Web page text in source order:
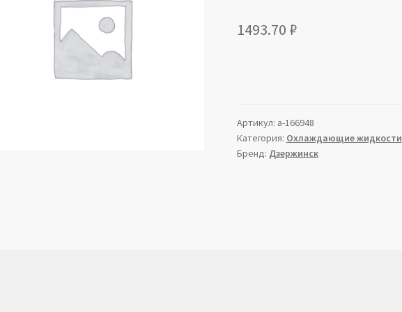
1493.70 ₽
Артикул: a-166948
Категория: Охлаждающие жидкости
Бренд: Дзержинск